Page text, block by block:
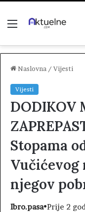
Menu
Naslovna / Vijesti
Vijesti
DODIKOV
Stopama
njegov
Ibro.pasa•Prije 2